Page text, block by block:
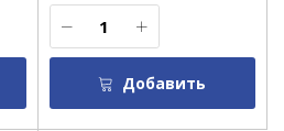
Добавить